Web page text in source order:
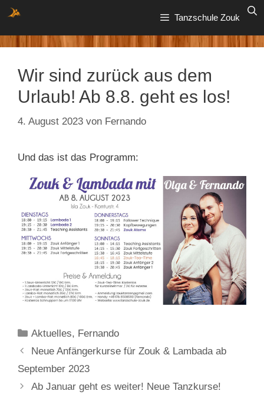
Zum
Inhalt
springen
Tanzschule Zouk
Wir sind zurück aus dem
Urlaub! Ab 8.8. geht es los!
4. August 2023 von Fernando
Und das ist das Programm:
Kategorien
Aktuelles, Fernando
Neue Anfängerkurse für Zouk & Lambada ab
September 2023
Ab Januar geht es weiter! Neue Tanzkurse!